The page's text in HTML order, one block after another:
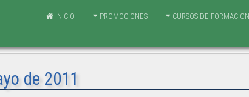
INICIO PROMOCIONES CURSOS DE FORMACION
de 2011